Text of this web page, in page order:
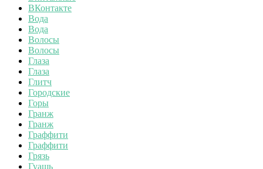
ВКонтакте
Вода
Вода
Волосы
Волосы
Глаза
Глаза
Глитч
Городские
Горы
Гранж
Гранж
Граффити
Граффити
Грязь
Гуашь